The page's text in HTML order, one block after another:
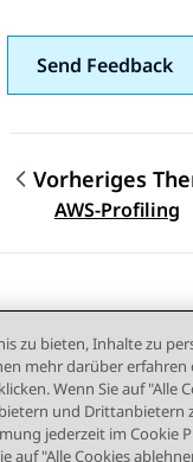
Send Feedback
Vorheriges
AWS-Profiling
zu bieten, Inhalte zu
mehr darüber
Wenn Sie auf "Alle
und Drittanbietern
jederzeit im Cookie
auf "Alle Cookies